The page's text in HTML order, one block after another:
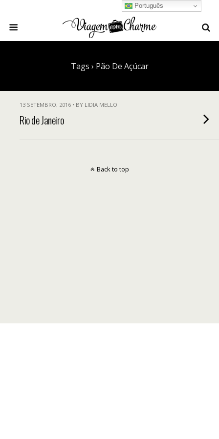
Tags › Pão De Açúcar
13 SETEMBRO, 2016 • BY LIDIA MELLO
Rio de Janeiro
Português
Back to top